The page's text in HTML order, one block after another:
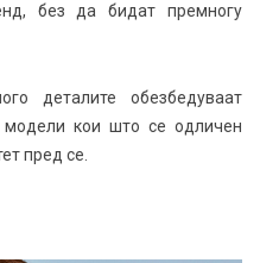
без да бидат премногу
деталите обезбедуваат
кои што се одличен
пред се.